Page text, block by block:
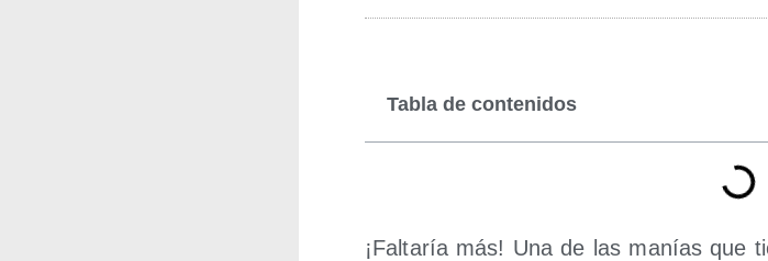
Tabla de contenidos
¡Fal­ta­ría más! Una de las manías que